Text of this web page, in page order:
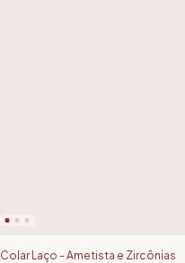
Colar Laço - Ametista e Zircônias